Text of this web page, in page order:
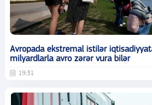
Avropada ekstremal istilər
milyardlarla avro zərər vura bilər
19:31